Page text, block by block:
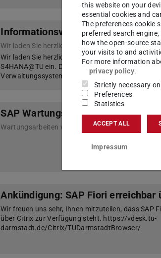
Informationsveranstaltung
Wir laden Sie herzlich zur
S4HANA@TU ein. Das Programm S4HANA@TU
Verwaltungssysteme modernisieren und bietet
SAP Wartungsarbeiten ESS-
Wartungsarbeiten vom 10.10. 14 Uhr bis 11.10. 9
Ankündigung: SAP Fiori erreichbar
Wir freuen uns sehr, Ihnen mitzuteilen, dass SAP
über Citrix zur Verfügung steht. https://vdesk.tu-
darmstadt.de/Citrix/TUDarmstadtBrowser/
this website on your
essential cookies and
The preferences cookie
preferred search
how the open-source
your visits to and
For more information
privacy policy.
Strictly necessary
Preferences
Statistics
ACCEPT ALL
Impressum